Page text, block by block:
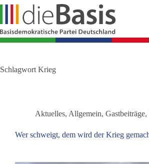
Zum
springen
Schlagwort Krieg
Aktuelles, Allgemein, Gastbeiträge,
Wer schweigt, dem wird der Krieg